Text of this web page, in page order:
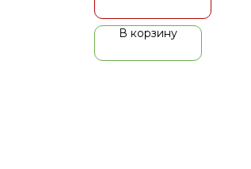
В корзину